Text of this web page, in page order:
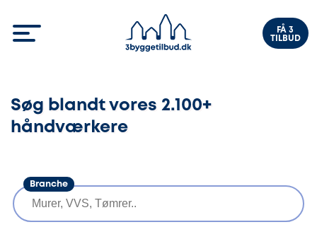
FÅ 3
TILBUD
Søg blandt vores 2.100+
håndværkere
Branche